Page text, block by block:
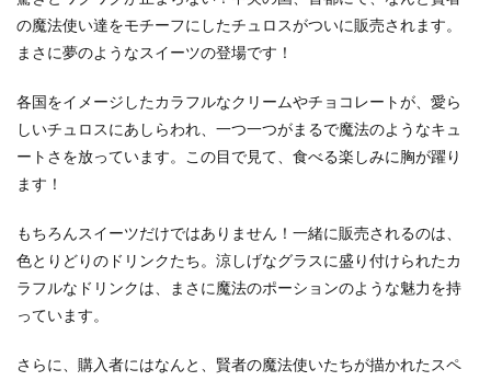
の魔法使い達をモチーフにしたチュロスがついに販売されます。
まさに夢のようなスイーツの登場です！
各国をイメージしたカラフルなクリームやチョコレートが、愛ら
しいチュロスにあしらわれ、一つ一つがまるで魔法のようなキュ
ートさを放っています。この目で見て、食べる楽しみに胸が躍り
ます！
もちろんスイーツだけではありません！一緒に販売されるのは、
色とりどりのドリンクたち。涼しげなグラスに盛り付けられたカ
ラフルなドリンクは、まさに魔法のポーションのような魅力を持
っています。
さらに、購入者にはなんと、賢者の魔法使いたちが描かれたスペ